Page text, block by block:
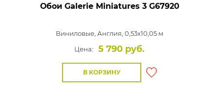
Обои Galerie Miniatures 3G67920
Виниловые, Англия, 0,53x10,05 м
Цена:
5 790 руб.
В КОРЗИНУ